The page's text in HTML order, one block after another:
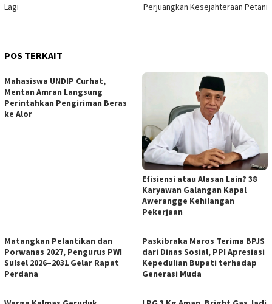
Lagi
Perjuangkan Kesejahteraan Petani
POS TERKAIT
Mahasiswa UNDIP Curhat,
Mentan Amran Langsung
Perintahkan Pengiriman Beras
ke Alor
Efisiensi atau Alasan Lain? 38
Karyawan Galangan Kapal
Awerangge Kehilangan
Pekerjaan
Matangkan Pelantikan dan
Porwanas 2027, Pengurus PWI
Sulsel 2026–2031 Gelar Rapat
Perdana
Paskibraka Maros Terima BPJS
dari Dinas Sosial, PPI Apresiasi
Kepedulian Bupati terhadap
Generasi Muda